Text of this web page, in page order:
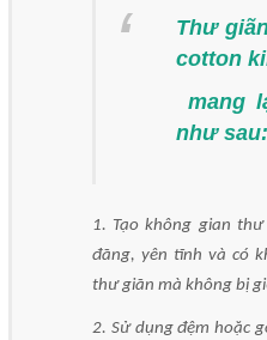
Thư
cotton
mang
như sau:
1. Tạo không gian
đãng, yên tĩnh và có
thư giãn mà không bị
2. Sử dụng đệm hoặc